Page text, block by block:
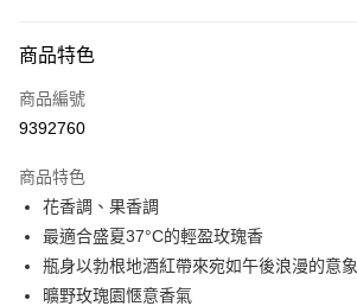
信用卡一次付款
ATM付款
運送方式
付款後全家取貨
每筆NT$80，滿NT$1,000(含以上)免運費
付款後萊爾富取貨
商品特色
商品編號
9392760
商品特色
花香調、果香調
最適合盛夏37°C的輕盈玫瑰香
瓶身以勃根地酒紅帶來宛如午後浪漫的意象
曠野玫瑰園愜意香氣